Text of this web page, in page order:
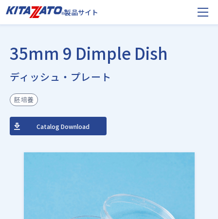
製品サイト
35mm 9 Dimple Dish
ディッシュ・プレート
胚培養
Catalog Download